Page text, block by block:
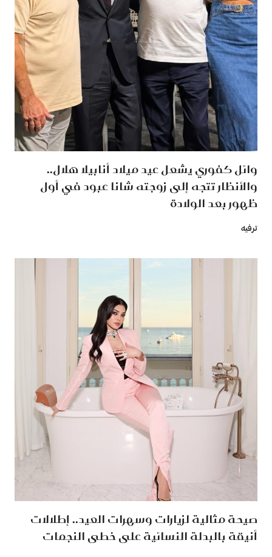
وائل كفوري يشعل عيد ميلاد أنابيلا هلال..
والأنظار تتجه إلى زوجته شانا عبود في أول
ظهور بعد الولادة
ترفيه
صيحة مثالية لزيارات وسهرات العيد.. إطلالات
أنيقة بالبدلة النسائية على خطى النجمات